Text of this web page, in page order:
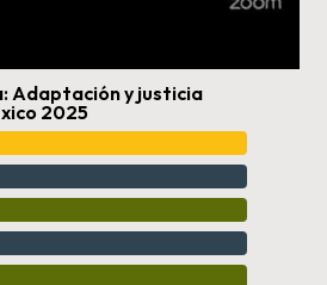
Adaptación y justicia
2025